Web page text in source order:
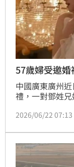
57歲婦受邀
中國廣東廣州
禮，一對鄧姓
想到踏進會場後
2026/06/22 07:13